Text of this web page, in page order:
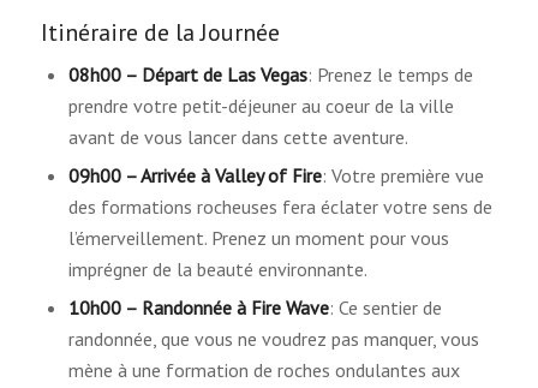
Itinéraire de la Journée
08h00 – Départ de Las Vegas: Prenez le temps de
prendre votre petit-déjeuner au coeur de la ville
avant de vous lancer dans cette aventure.
09h00 – Arrivée à Valley of Fire: Votre première vue
des formations rocheuses fera éclater votre sens de
l’émerveillement. Prenez un moment pour vous
imprégner de la beauté environnante.
10h00 – Randonnée à Fire Wave: Ce sentier de
randonnée, que vous ne voudrez pas manquer, vous
mène à une formation de roches ondulantes aux